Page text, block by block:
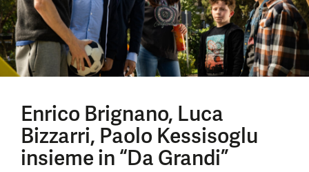
Enrico Brignano, Luca
Bizzarri, Paolo Kessisoglu
insieme in “Da Grandi”